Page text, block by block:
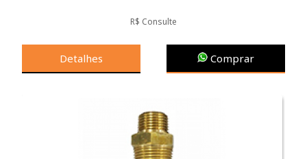
R$ Consulte
Detalhes Comprar